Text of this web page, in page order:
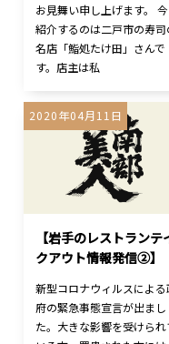
お見舞い申し上げます。
紹介するのは二戸市の寿司
名店「鮨処たけ田」さんで
す。店主は私
2020年04月11日
【岩手のレストランテ
クアウト情報発信②】
新型コロナウィルスによる
府の緊急事態宣言が出まし
た。大きな影響を受けられ